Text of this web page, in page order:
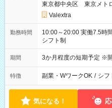
東京都中央区 東京メト
Valextra
勤務時間
10:00～20:00 実働7.5時間／休憩1.5時間 営業時間に合わせた
シフト制
期間 3か月程度の短期予定 ※
特徴 副業・WワークOK / シフ
気になる！